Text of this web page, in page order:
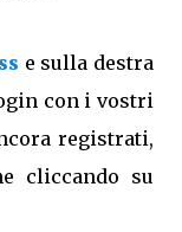
e sulla destra
con i vostri
registrati,
cliccando su